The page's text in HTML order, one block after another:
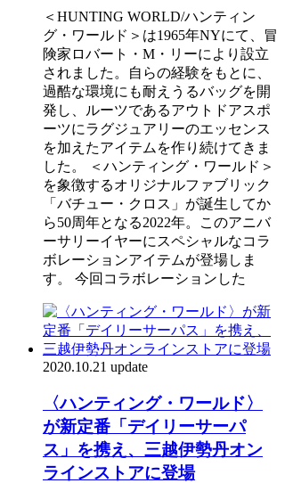
＜HUNTING WORLD/ハンティン
グ・ワールド＞は1965年NYにて、冒
険家ロバート・M・リーにより設立
されました。自らの経験をもとに、
過酷な環境にも耐えうるバッグを開
発し、ルーツであるアウトドアスポ
ーツにラグジュアリーのエッセンス
を加えたアイテムを作り続けてきま
した。 ＜ハンティング・ワールド＞
を象徴するオリジナルファブリック
「バチュー・クロス」が誕生してか
ら50周年となる2022年。このアニバ
ーサリーイヤーにスペシャルなコラ
ボレーションアイテムが登場しま
す。 今回コラボレーションした
2020.10.21 update
〈ハンティング・ワールド〉
が新定番「デイリーサーパ
ス」を携え、三越伊勢丹オン
ラインストアに登場